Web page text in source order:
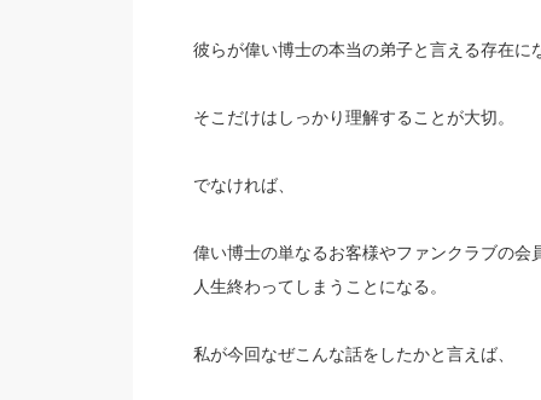
彼らが偉い博士の本当の弟子と言える存在に
そこだけはしっかり理解することが大切。
でなければ、
偉い博士の単なるお客様やファンクラブの会
人生終わってしまうことになる。
私が今回なぜこんな話をしたかと言えば、